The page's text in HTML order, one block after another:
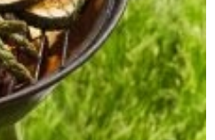
W DOMU
OGRODU